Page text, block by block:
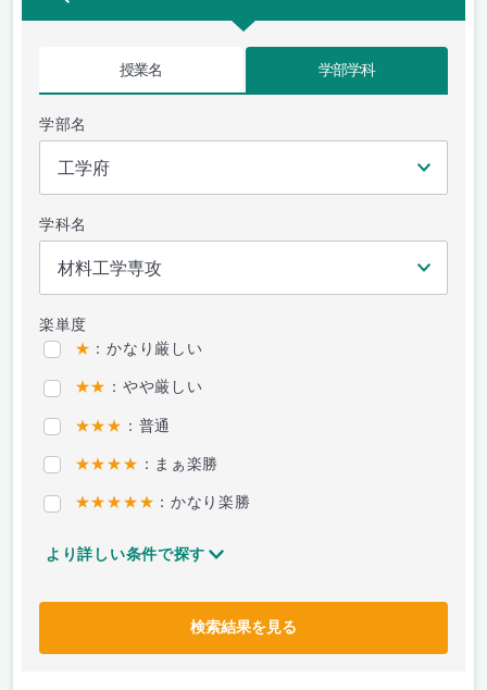
授業名 学部学科
学部名
学科名
楽単度
★ ：かなり厳しい
★★ ：やや厳しい
★★★ ：普通
★★★★ ：まぁ楽勝
★★★★★ ：かなり楽勝
より詳しい条件で探す
検索結果を見る